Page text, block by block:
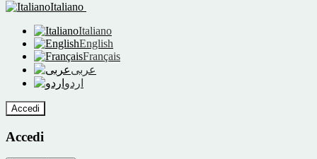
Italiano
Italiano
English
Français
عربى
اردو
Accedi
Accedi